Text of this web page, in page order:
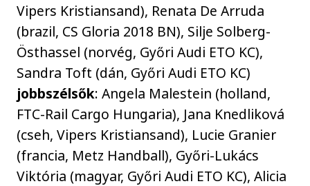
Vipers Kristiansand), Renata De Arruda
(brazil, CS Gloria 2018 BN), Silje Solberg-
Östhassel (norvég, Győri Audi ETO KC),
Sandra Toft (dán, Győri Audi ETO KC)
jobbszélsők: Angela Malestein (holland,
FTC-Rail Cargo Hungaria), Jana Knedliková
(cseh, Vipers Kristiansand), Lucie Granier
(francia, Metz Handball), Győri-Lukács
Viktória (magyar, Győri Audi ETO KC), Alicia